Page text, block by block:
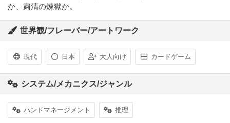
か、粛清の煉獄か。
世界観/フレーバー/アートワーク
現代 日本 大人向け カードゲーム
システム/メカニクス/ジャンル
ハンドマネージメント 推理